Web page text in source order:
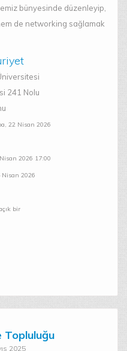
bünyesinde düzenleyip,
de networking sağlamak
241 Nolu
22 Nisan 2026
2026 17:00
Nisan 2026
bir
Topluluğu
2025